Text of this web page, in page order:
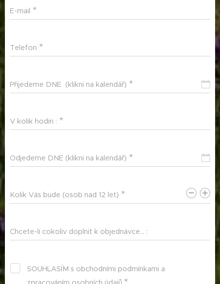
E-mail
Telefon
Přijedeme DNE (klikni na kalendář)
V kolik hodin :
Odjedeme DNE (klikni na kalendář)
Kolik Vás bude (osob nad 12 let)
Chcete-li cokoliv doplnit k objednávce... :
SOUHLASÍM s obchodními podmínkami a